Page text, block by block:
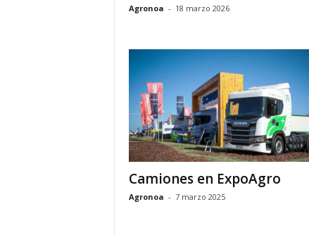
Agronoa - 18 marzo 2026
Camiones en ExpoAgro
Agronoa - 7 marzo 2025